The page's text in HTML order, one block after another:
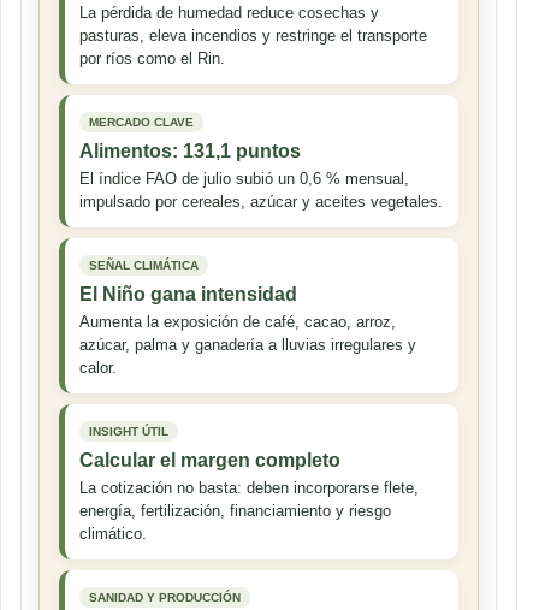
La pérdida de humedad reduce cosechas y
pasturas, eleva incendios y restringe el transporte
por ríos como el Rin.
MERCADO CLAVE
Alimentos: 131,1 puntos
El índice FAO de julio subió un 0,6 % mensual,
impulsado por cereales, azúcar y aceites vegetales.
SEÑAL CLIMÁTICA
El Niño gana intensidad
Aumenta la exposición de café, cacao, arroz,
azúcar, palma y ganadería a lluvias irregulares y
calor.
INSIGHT ÚTIL
Calcular el margen completo
La cotización no basta: deben incorporarse flete,
energía, fertilización, financiamiento y riesgo
climático.
SANIDAD Y PRODUCCIÓN